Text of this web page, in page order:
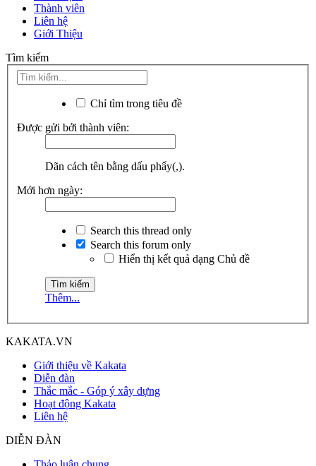
Thành viên
Liên hệ
Giới Thiệu
Tìm kiếm
Chỉ tìm trong tiêu đề
Được gửi bởi thành viên:
Dãn cách tên bằng dấu phẩy(,).
Mới hơn ngày:
Search this thread only
Search this forum only
Hiển thị kết quả dạng Chủ đề
Thêm...
KAKATA.VN
Giới thiệu về Kakata
Diễn đàn
Thắc mắc - Góp ý xây dựng
Hoạt động Kakata
Liên hệ
DIỄN ĐÀN